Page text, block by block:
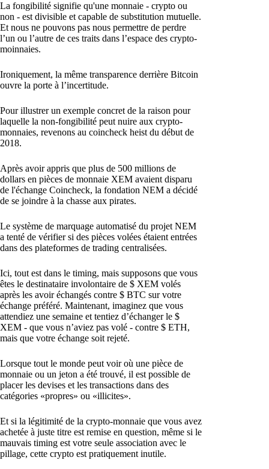
La fongibilité signifie qu'une monnaie - crypto ou
non - est divisible et capable de substitution mutuelle.
Et nous ne pouvons pas nous permettre de perdre
l’un ou l’autre de ces traits dans l’espace des crypto-
moinnaies.
Ironiquement, la même transparence derrière Bitcoin
ouvre la porte à l’incertitude.
Pour illustrer un exemple concret de la raison pour
laquelle la non-fongibilité peut nuire aux crypto-
monnaies, revenons au coincheck heist du début de
2018.
Après avoir appris que plus de 500 millions de
dollars en pièces de monnaie XEM avaient disparu
de l'échange Coincheck, la fondation NEM a décidé
de se joindre à la chasse aux pirates.
Le système de marquage automatisé du projet NEM
a tenté de vérifier si des pièces volées étaient entrées
dans des plateformes de trading centralisées.
Ici, tout est dans le timing, mais supposons que vous
êtes le destinataire involontaire de $ XEM volés
après les avoir échangés contre $ BTC sur votre
échange préféré. Maintenant, imaginez que vous
attendiez une semaine et tentiez d’échanger le $
XEM - que vous n’aviez pas volé - contre $ ETH,
mais que votre échange soit rejeté.
Lorsque tout le monde peut voir où une pièce de
monnaie ou un jeton a été trouvé, il est possible de
placer les devises et les transactions dans des
catégories «propres» ou «illicites».
Et si la légitimité de la crypto-monnaie que vous avez
achetée à juste titre est remise en question, même si le
mauvais timing est votre seule association avec le
pillage, cette crypto est pratiquement inutile.